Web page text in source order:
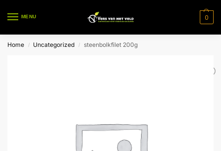
MENU 0
Home / Uncategorized / steenbolkfilet 200g